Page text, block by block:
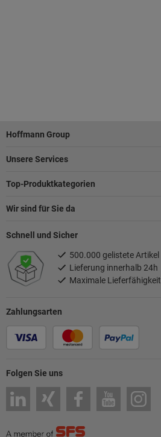
Fußzeile
Hoffmann Group
Unsere Services
Top-Produktkategorien
Wir sind für Sie da
Folgen Sie uns
Zahlungsarten
Schnell und Sicher
500.000 gelistete Artikel
Lieferung innerhalb 24h
Maximale Lieferfähigkeit